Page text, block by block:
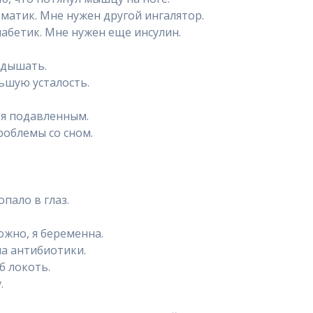
Мне нужен другой ингалятор.
Мне нужен еще инсулин.
усталость.
подавленным.
со сном.
в глаз.
я беременна.
антибиотики.
локоть.